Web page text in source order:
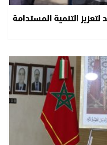
التنمية المستدامة